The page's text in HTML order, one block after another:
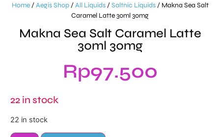
Home/Aegis Shop/All Liquids/Saltnic Liquids/ Makna Sea Salt
Caramel Latte 30ml 30mg
Makna Sea Salt Caramel Latte
30ml 30mg
Rp97.500
22 in stock
22 in stock